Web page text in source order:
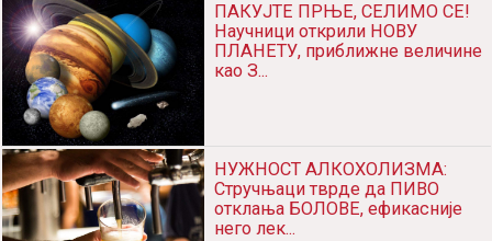
ПАКУЈТЕ ПРЊЕ, СЕЛИМО СЕ!
Научници открили НОВУ
ПЛАНЕТУ, приближне величине
као З...
НУЖНОСТ АЛКОХОЛИЗМА:
Стручњаци тврде да ПИВО
отклања БОЛОВЕ, ефикасније
него лек...